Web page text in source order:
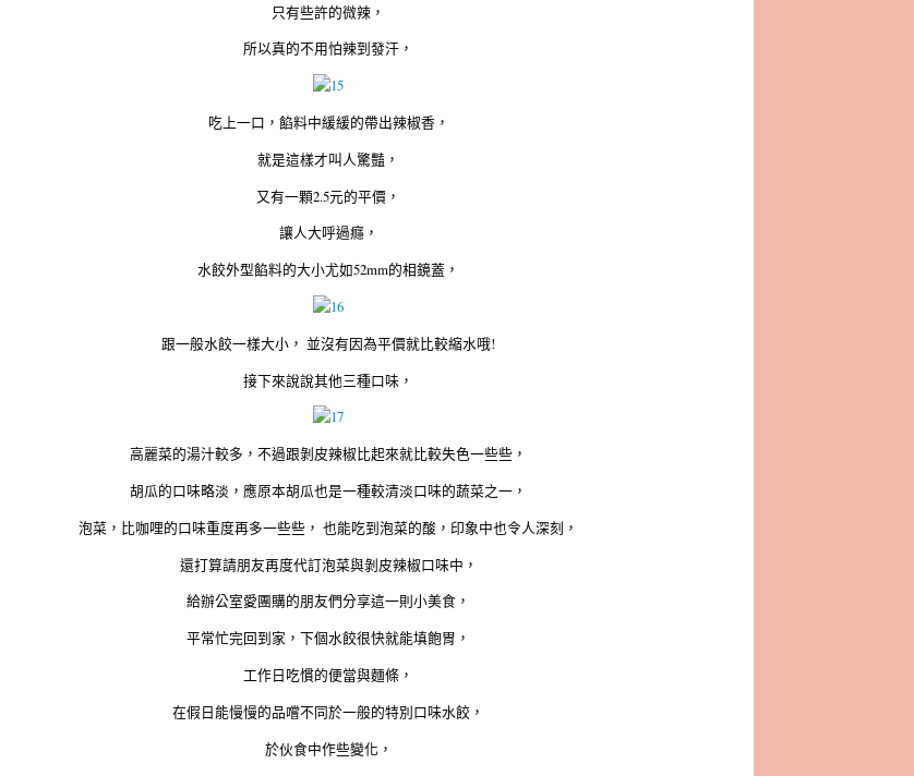
只有些許的微辣，
所以真的不用怕辣到發汗，
吃上一口，餡料中緩緩的帶出辣椒香，
就是這樣才叫人驚豔，
又有一顆2.5元的平價，
讓人大呼過癮，
水餃外型餡料的大小尤如52mm的相鏡蓋，
跟一般水餃一樣大小， 並沒有因為平價就比較縮水哦!
接下來說說其他三種口味，
高麗菜的湯汁較多，不過跟剝皮辣椒比起來就比較失色一些些，
胡瓜的口味略淡，應原本胡瓜也是一種較清淡口味的蔬菜之一，
泡菜，比咖哩的口味重度再多一些些， 也能吃到泡菜的酸，印象中也令人深刻，
還打算請朋友再度代訂泡菜與剝皮辣椒口味中，
給辦公室愛團購的朋友們分享這一則小美食，
平常忙完回到家，下個水餃很快就能填飽胃，
工作日吃慣的便當與麵條，
在假日能慢慢的品嚐不同於一般的特別口味水餃，
於伙食中作些變化，